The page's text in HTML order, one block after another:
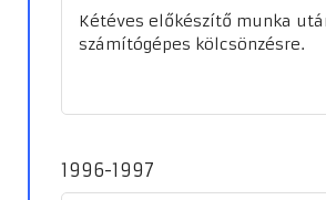
Kétéves előkészítő munka
számítógépes kölcsönzésre.
1996-1997